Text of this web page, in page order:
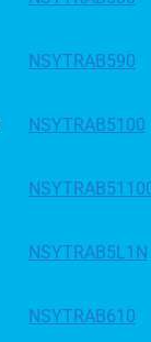
NSYTRAB590
NSYTRAB5100
NSYTRAB5L1N
NSYTRAB610